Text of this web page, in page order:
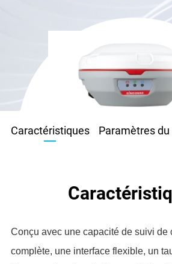
Caractéristiques Paramètres
Conçu avec une capacité de suivi de
complète, une interface flexible, un